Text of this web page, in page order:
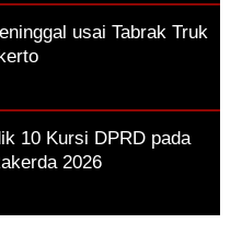
usai Tabrak Truk
10 Kursi DPRD pada
2026